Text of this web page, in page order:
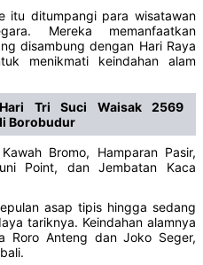
itu ditumpangi para wisatawan
Mereka memanfaatkan
disambung dengan Hari Raya
menikmati keindahan alam
Tri Suci Waisak 2569
Borobudur
Bromo, Hamparan Pasir,
Point, dan Jembatan Kaca
asap tipis hingga sedang
tariknya. Keindahan alamnya
Roro Anteng dan Joko Seger,